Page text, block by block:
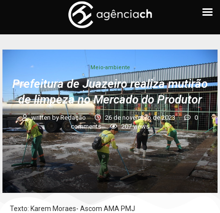
Meio-ambiente
Prefeitura de Juazeiro realiza mutirão
de limpeza no Mercado do Produtor
written byRedação 26 de novembro de 2023
0
comments
207views
Texto: Karem Moraes- Ascom AMA PMJ